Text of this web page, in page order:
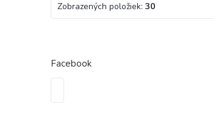
Zobrazených položiek: 30
Facebook